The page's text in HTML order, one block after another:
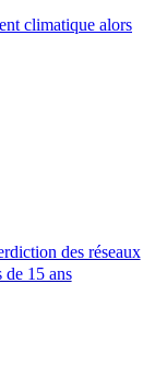
climatique alors
des réseaux
de 15 ans